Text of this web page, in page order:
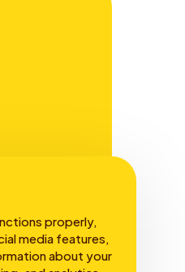
properly,
media features,
about your